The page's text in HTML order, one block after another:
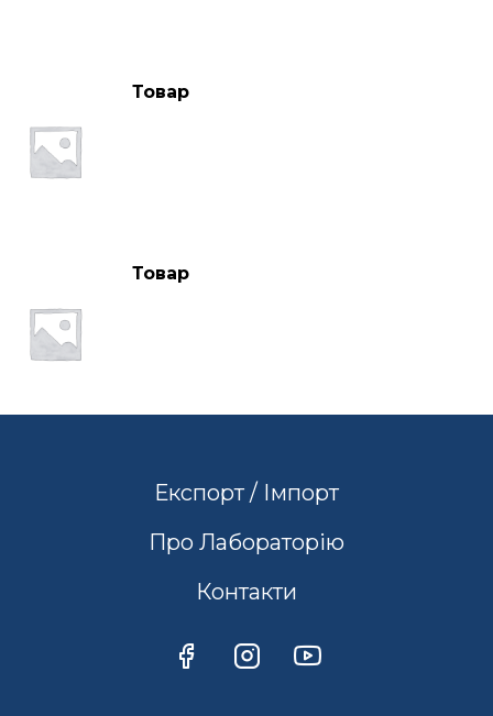
Товар
Товар
Експорт / Імпорт
Про Лабораторію
Контакти